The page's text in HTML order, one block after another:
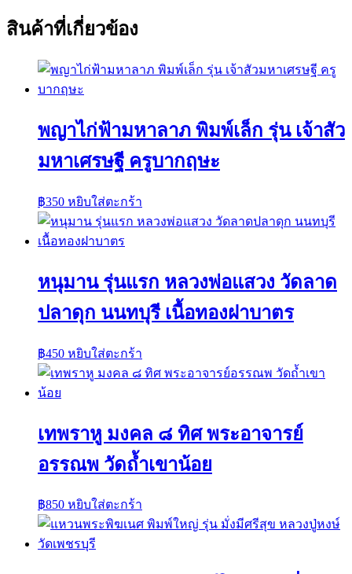
สินค้าที่เกี่ยวข้อง
พญาไก่ฟ้ามหาลาภ พิมพ์เล็ก รุ่น เจ้าสัว
มหาเศรษฐี ครูบากฤษะ
฿350 หยิบใส่ตะกร้า
หนุมาน รุ่นแรก หลวงพ่อแสวง วัดลาด
ปลาดุก นนทบุรี เนื้อทองฝาบาตร
฿450 หยิบใส่ตะกร้า
เทพราหู มงคล ๘ ทิศ พระอาจารย์
อรรณพ วัดถ้ำเขาน้อย
฿850 หยิบใส่ตะกร้า